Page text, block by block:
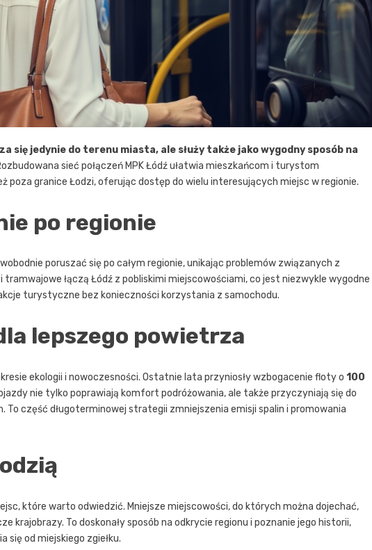
się jedynie do terenu miasta, ale służy także jako wygodny sposób na
sieć połączeń MPK Łódź ułatwia mieszkańcom i turystom
poza granice Łodzi, oferując dostęp do wielu interesujących miejsc w regionie.
po regionie
poruszać się po całym regionie, unikając problemów związanych z
łączą Łódź z pobliskimi miejscowościami, co jest niezwykle wygodne
turystyczne bez konieczności korzystania z samochodu.
lepszego powietrza
ekologii i nowoczesności. Ostatnie lata przyniosły wzbogacenie floty o 100
nie tylko poprawiają komfort podróżowania, ale także przyczyniają się do
To część długoterminowej strategii zmniejszenia emisji spalin i promowania
które warto odwiedzić. Mniejsze miejscowości, do których można dojechać,
krajobrazy. To doskonały sposób na odkrycie regionu i poznanie jego historii,
się od miejskiego zgiełku.